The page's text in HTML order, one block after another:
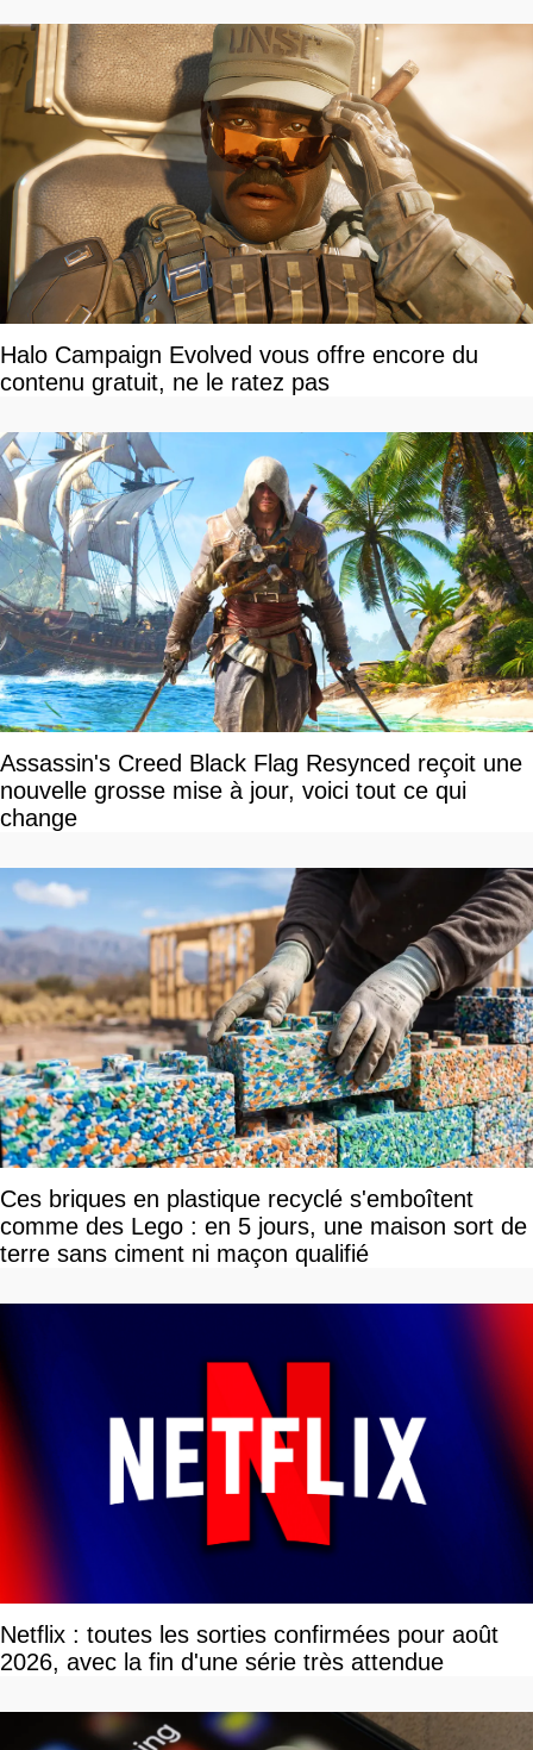
Halo Campaign Evolved vous offre encore du
contenu gratuit, ne le ratez pas
Assassin's Creed Black Flag Resynced reçoit une
nouvelle grosse mise à jour, voici tout ce qui
change
Ces briques en plastique recyclé s'emboîtent
comme des Lego : en 5 jours, une maison sort de
terre sans ciment ni maçon qualifié
Netflix : toutes les sorties confirmées pour août
2026, avec la fin d'une série très attendue